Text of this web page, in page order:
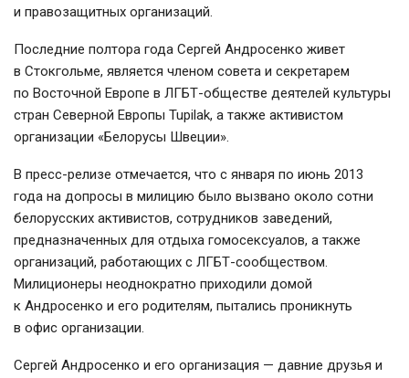
и правозащитных организаций.
Последние полтора года Сергей Андросенко живет
в Стокгольме, является членом совета и секретарем
по Восточной Европе в ЛГБТ-обществе деятелей культуры
стран Северной Европы Tupilak, а также активистом
организации «Белорусы Швеции».
В пресс-релизе отмечается, что с января по июнь 2013
года на допросы в милицию было вызвано около сотни
белорусских активистов, сотрудников заведений,
предназначенных для отдыха гомосексуалов, а также
организаций, работающих с ЛГБТ-сообществом.
Милиционеры неоднократно приходили домой
к Андросенко и его родителям, пытались проникнуть
в офис организации.
Сергей Андросенко и его организация — давние друзья и